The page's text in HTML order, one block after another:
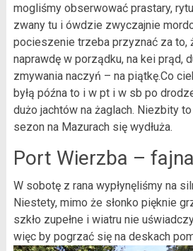
mogliśmy obserwować prastary,
zwany tu i ówdzie zwyczajnie
pocieszenie trzeba przyznać za to,
naprawdę w porządku, na kei prąd,
zmywania naczyń – na piątkę.Co
byłą późna to i w pt i w sb po
dużo jachtów na żaglach. Niezbity
sezon na Mazurach się wydłuża.
Port Wierzba –
W sobotę z rana wypłynęliśmy na
Niestety, mimo że słonko pięknie
szkło zupełne i wiatru nie
więc by pogrzać się na deskach